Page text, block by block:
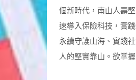
個新時代，南山人壽
速導入保險科技，實
永續守護山海、實踐
人的堅實靠山。欲掌